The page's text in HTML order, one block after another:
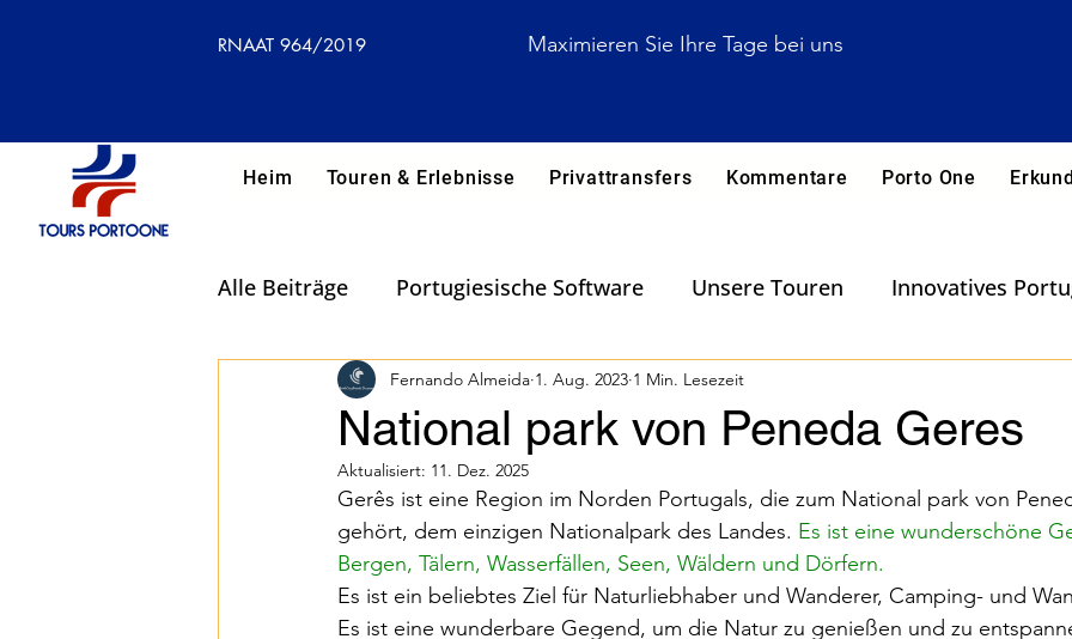
RNAAT 964/2019 Maximieren Sie Ihre Tage bei uns
Heim Touren & Erlebnisse Privattransfers Kommentare Porto One
Alle Beiträge Portugiesische Software Unsere Touren Innovatives
Seen und Lagunen Portugals Naturparks
Wohlbefinden und Entspannung (Bem )
Natur in ihrem reinsten Zustand. Portugals Technologiesektor
National park von Peneda Geres
Fernando Almeida 1. Aug. 2023 1 Min. Lesezeit
Aktualisiert: 11. Dez. 2025
Gerês ist eine Region im Norden Portugals, die zum National park von
gehört, dem einzigen Nationalpark des Landes. Es ist eine wunderschöne
Bergen, Tälern, Wasserfällen, Seen, Wäldern und Dörfern.
Es ist ein beliebtes Ziel für Naturliebhaber und Wanderer, Camping- und
Es ist eine wunderbare Gegend, um die Natur zu genießen und zu